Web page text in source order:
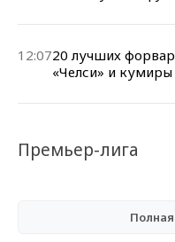
12:0720 лучших
«Челси» и
Премьер-лига